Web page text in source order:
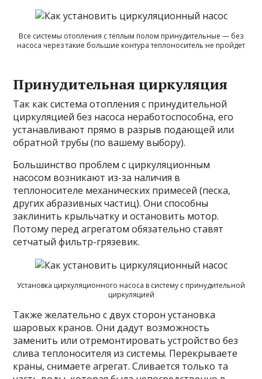
Все системы отопления с теплым полом принудительные — без
насоса через такие большие контура теплоноситель не пройдет
Принудительная циркуляция
Так как система отопления с принудительной
циркуляцией без насоса неработоспособна, его
устанавливают прямо в разрыв подающей или
обратной трубы (по вашему выбору).
Большинство проблем с циркуляционным
насосом возникают из-за наличия в
теплоносителе механических примесей (песка,
других абразивных частиц). Они способны
заклинить крыльчатку и остановить мотор.
Потому перед агрегатом обязательно ставят
сетчатый фильтр-грязевик.
Установка циркуляционного насоса в систему с принудительной
циркуляцией
Также желательно с двух сторон установка
шаровых кранов. Они дадут возможность
заменить или отремонтировать устройство без
слива теплоносителя из системы. Перекрываете
краны, снимаете агрегат. Сливается только та